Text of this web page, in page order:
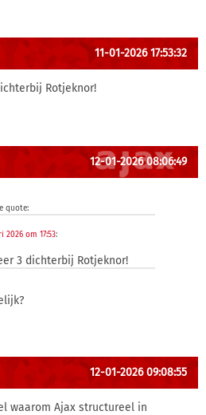
11-01-2026 17:53:32
Rotjeknor!
12-01-2026 08:06:49
quote:
2026 om 17:53:
3 dichterbij Rotjeknor!
12-01-2026 09:08:55
waarom Ajax structureel in